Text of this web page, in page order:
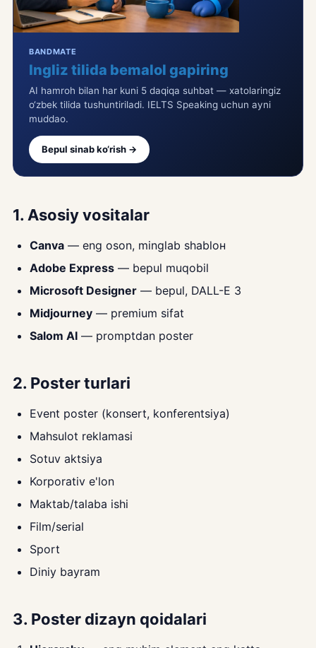
BANDMATE
Ingliz tilida bemalol gapiring
AI hamroh bilan har kuni 5 daqiqa suhbat — xatolaringiz
o‘zbek tilida tushuntiriladi. IELTS Speaking uchun ayni
muddao.
Bepul sinab ko‘rish →
1. Asosiy vositalar
Canva — eng oson, minglab shabloн
Adobe Express — bepul muqobil
Microsoft Designer — bepul, DALL-E 3
Midjourney — premium sifat
Salom AI — promptdan poster
2. Poster turlari
Event poster (konsert, konferentsiya)
Mahsulot reklamasi
Sotuv aktsiya
Korporativ e'lon
Maktab/talaba ishi
Film/serial
Sport
Diniy bayram
3. Poster dizayn qoidalari